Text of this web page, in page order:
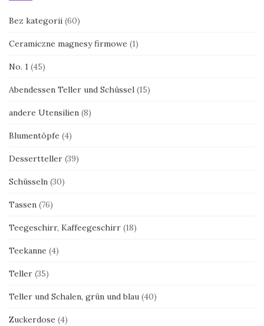
Bez kategorii (60)
Ceramiczne magnesy firmowe (1)
No. 1 (45)
Abendessen Teller und Schüssel (15)
andere Utensilien (8)
Blumentöpfe (4)
Dessertteller (39)
Schüsseln (30)
Tassen (76)
Teegeschirr, Kaffeegeschirr (18)
Teekanne (4)
Teller (35)
Teller und Schalen, grün und blau (40)
Zuckerdose (4)